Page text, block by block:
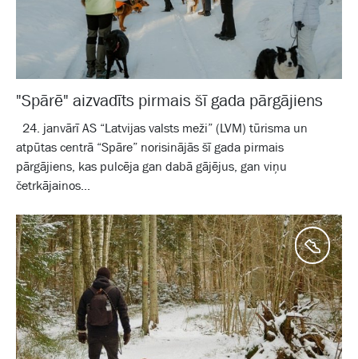
"Spārē" aizvadīts pirmais šī gada pārgājiens
24. janvārī AS “Latvijas valsts meži” (LVM) tūrisma un
atpūtas centrā “Spāre” norisinājās šī gada pirmais
pārgājiens, kas pulcēja gan dabā gājējus, gan viņu
četrkājainos...